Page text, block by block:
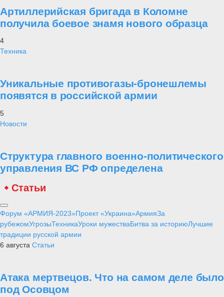
Артиллерийская бригада в Коломне
получила боевое знамя нового образца
4
Техника
Уникальные противогазы-бронешлемы
появятся в российской армии
5
Новости
Структура главного военно-политического
управления ВС РФ определена
Статьи
Форум «АРМИЯ-2023»Проект «Украина»АрмияЗа
рубежомУгрозыТехникаУроки мужестваБитва за историюЛучшие
традиции русской армии
6 августа Статьи
Атака мертвецов. Что на самом деле было
под Осовцом